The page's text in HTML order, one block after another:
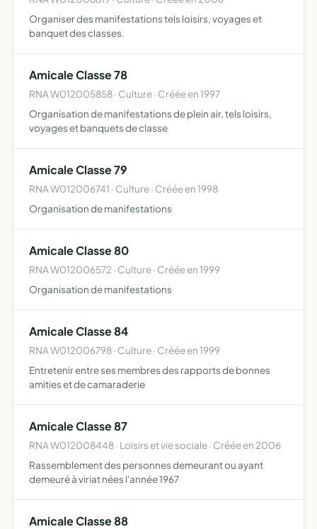
Organiser des manifestations tels loisirs, voyages et
banquet des classes.
Amicale Classe 78
RNA W012005858 · Culture · Créée en 1997
Organisation de manifestations de plein air, tels loisirs,
voyages et banquets de classe
Amicale Classe 79
RNA W012006741 · Culture · Créée en 1998
Organisation de manifestations
Amicale Classe 80
RNA W012006572 · Culture · Créée en 1999
Organisation de manifestations
Amicale Classe 84
RNA W012006798 · Culture · Créée en 1999
Entretenir entre ses membres des rapports de bonnes
amities et de camaraderie
Amicale Classe 87
RNA W012008448 · Loisirs et vie sociale · Créée en 2006
Rassemblement des personnes demeurant ou ayant
demeuré à viriat nées l'année 1967
Amicale Classe 88